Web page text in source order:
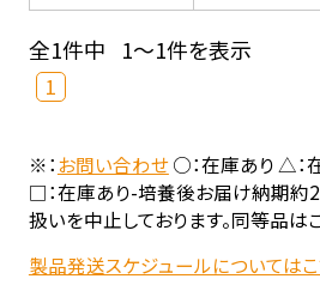
全1件中 1～1件を表示
1
※：お問い合わせ○：在庫あり △：
□：在庫あり-培養後お届け納期約
扱いを中止しております。同等品は
製品発送スケジュールについては